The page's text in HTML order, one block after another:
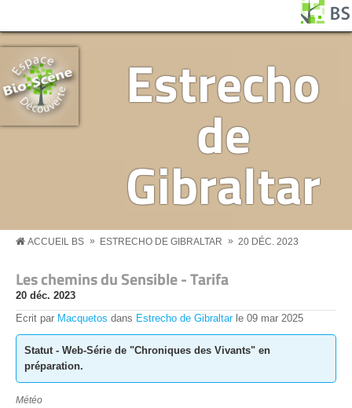
Estrecho
de
Gibraltar
BS MENU
ACCUEIL BS » ESTRECHO DE GIBRALTAR » 20 DÉC. 2023
Les chemins du Sensible - Tarifa
20 déc. 2023
Ecrit par Macquetos dans Estrecho de Gibraltar le 09 mar 2025
Statut - Web-Série de "Chroniques des Vivants" en
préparation.
Météo